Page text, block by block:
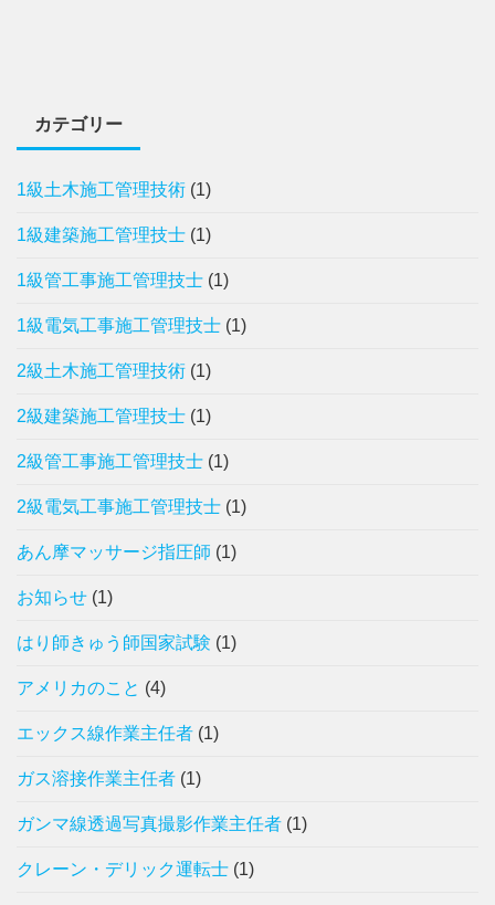
カテゴリー
1級土木施工管理技術 (1)
1級建築施工管理技士 (1)
1級管工事施工管理技士 (1)
1級電気工事施工管理技士 (1)
2級土木施工管理技術 (1)
2級建築施工管理技士 (1)
2級管工事施工管理技士 (1)
2級電気工事施工管理技士 (1)
あん摩マッサージ指圧師 (1)
お知らせ (1)
はり師きゅう師国家試験 (1)
アメリカのこと (4)
エックス線作業主任者 (1)
ガス溶接作業主任者 (1)
ガンマ線透過写真撮影作業主任者 (1)
クレーン・デリック運転士 (1)